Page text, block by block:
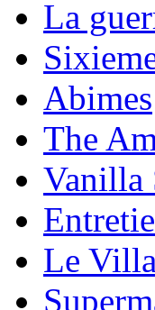
La
Abimes
The
Vanilla
Le